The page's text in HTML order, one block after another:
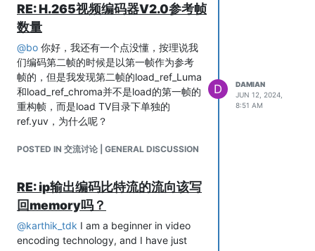
RE: H.265视频编码器V2.0参考帧
数量
@bo 你好，我还有一个点没懂，按理说我
们编码第二帧的时候是以第一帧作为参考
帧的，但是我发现第二帧的load_ref_Luma
和load_ref_chroma并不是load的第一帧的
重构帧，而是load TV目录下单独的
ref.yuv，为什么呢？
POSTED IN 交流讨论 | GENERAL DISCUSSION
D
DAMIAN
JUN 12, 2024,
8:51 AM
RE: ip输出编码比特流的流向该写
回memory吗？
@karthik_tdk I am a beginner in video
encoding technology, and I have just